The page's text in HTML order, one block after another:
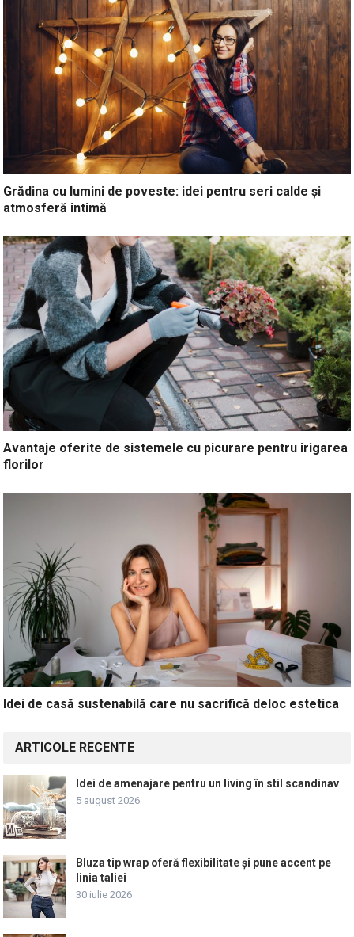
Grădina cu lumini de poveste: idei pentru seri calde și
atmosferă intimă
Avantaje oferite de sistemele cu picurare pentru irigarea
florilor
Idei de casă sustenabilă care nu sacrifică deloc estetica
ARTICOLE RECENTE
Idei de amenajare pentru un living în stil scandinav
5 august 2026
Bluza tip wrap oferă flexibilitate și pune accent pe
linia taliei
30 iulie 2026